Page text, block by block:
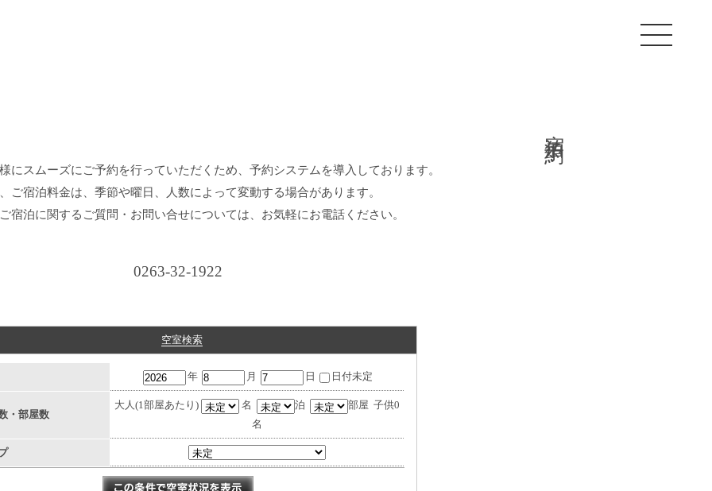
にスムーズにご予約を行っていただくため、予約システムを導入しております。
ご宿泊料金は、季節や曜日、人数によって変動する場合があります。
宿泊に関するご質問・お問い合せについては、お気軽にお電話ください。
0263-32-1922
空室検索
年 月 日 日付未定
・部屋数
大人(1部屋あたり) 名 泊 部屋 子供0
名